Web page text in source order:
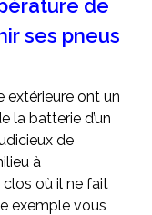
de
ses pneus
extérieure ont un
la batterie d’un
de
à
où il ne fait
exemple vous